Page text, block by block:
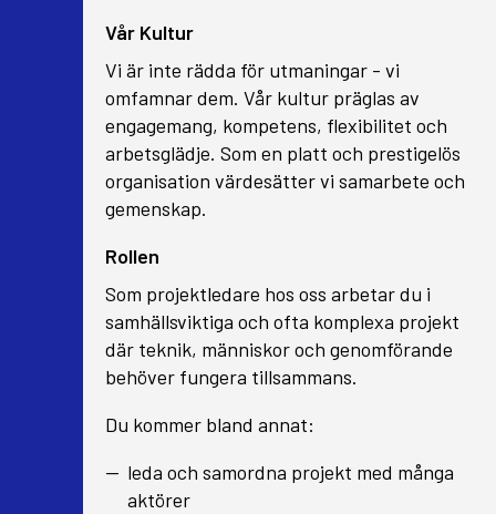
Vår Kultur
Vi är inte rädda för utmaningar - vi
omfamnar dem. Vår kultur präglas av
engagemang, kompetens, flexibilitet och
arbetsglädje. Som en platt och prestigelös
organisation värdesätter vi samarbete och
gemenskap.
Rollen
Som projektledare hos oss arbetar du i
samhällsviktiga och ofta komplexa projekt
där teknik, människor och genomförande
behöver fungera tillsammans.
Du kommer bland annat:
leda och samordna projekt med många
aktörer